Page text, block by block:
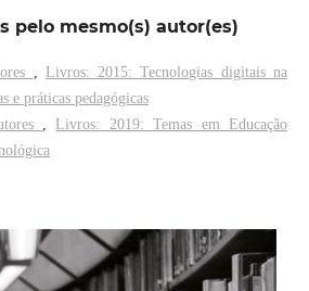
pelo mesmo(s) autor(es)
, Livros: 2015: Tecnologias digitais na
e práticas pedagógicas
, Livros: 2019: Temas em Educação